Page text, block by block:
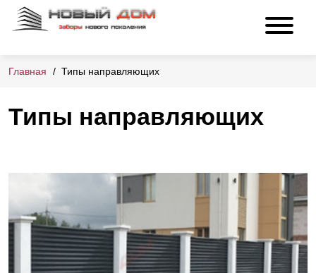
Главная Типы направляющих
Типы направляющих